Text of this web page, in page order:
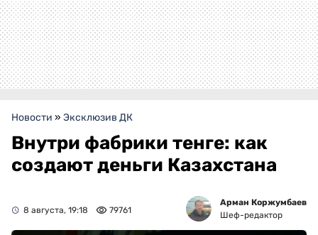
Новости » Эксклюзив ДК
Внутри фабрики тенге: как
создают деньги Казахстана
8 августа, 19:18 79761
Арман Коржумбаев
Шеф-редактор